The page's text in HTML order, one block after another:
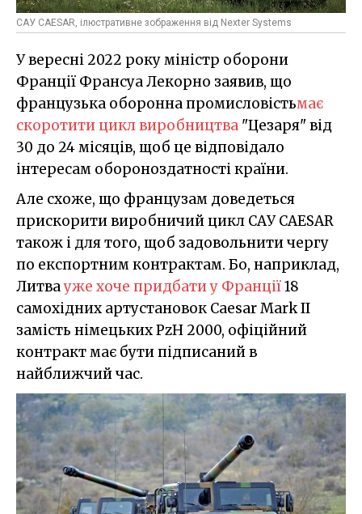
САУ CAESAR, ілюстративне зображення від Nexter Systems
У вересні 2022 року міністр оборони
Франції Франсуа Лекорно заявив, що
французька оборонна промисловістьмає
скоротити цикл виробництва "Цезаря" від
30 до 24 місяців, щоб це відповідало
інтересам обороноздатності країни.
Але схоже, що французам доведеться
прискорити виробничий цикл САУ CAESAR
також і для того, щоб задовольнити чергу
по експортним контрактам. Бо, наприклад,
Литвауже хоче придбати у Франції18
самохідних артустановок Caesar Mark II
замість німецьких PzH 2000, офіційний
контракт має бути підписаний в
найближчий час.